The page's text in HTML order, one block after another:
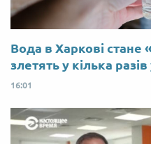
Вода в Харкові стане
злетять у кілька
16:01